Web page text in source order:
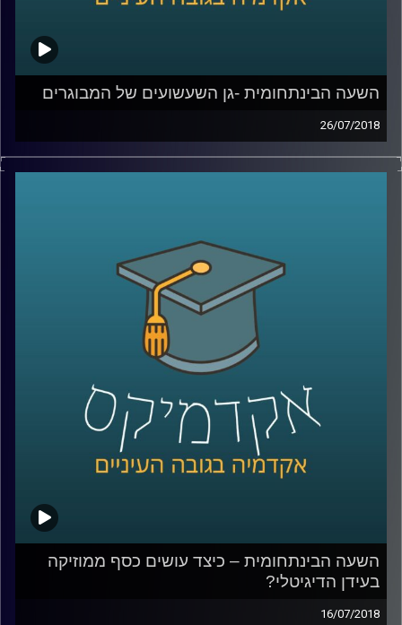
השעה הבינתחומית -גן השעשועים של המבוגרים
26/07/2018
ד"ר דנה פרג מתארת את השינויים הדרמטיים
בין המעסיק למועסק, וגם: מדוע חבורת יפנים
שיתחילו לעבוד במשרד בתל אביב לא שונים
בהרבה מחבורת צעירים בני העיר שגדלו אי שם
AudioVersity
השעה הבינתחומית – כיצד עושים כסף ממוזיקה
בעידן הדיגיטלי?
16/07/2018